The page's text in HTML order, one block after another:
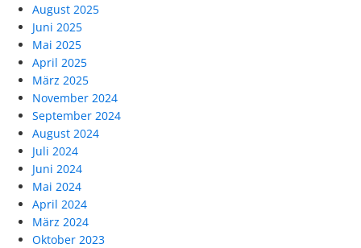
August 2025
Juni 2025
Mai 2025
April 2025
März 2025
November 2024
September 2024
August 2024
Juli 2024
Juni 2024
Mai 2024
April 2024
März 2024
Oktober 2023